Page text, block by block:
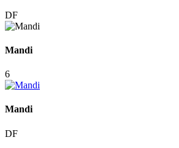
DF
Mandi
6
Mandi
DF